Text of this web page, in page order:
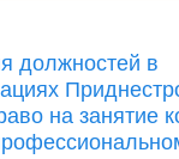
должностей в
на занятие